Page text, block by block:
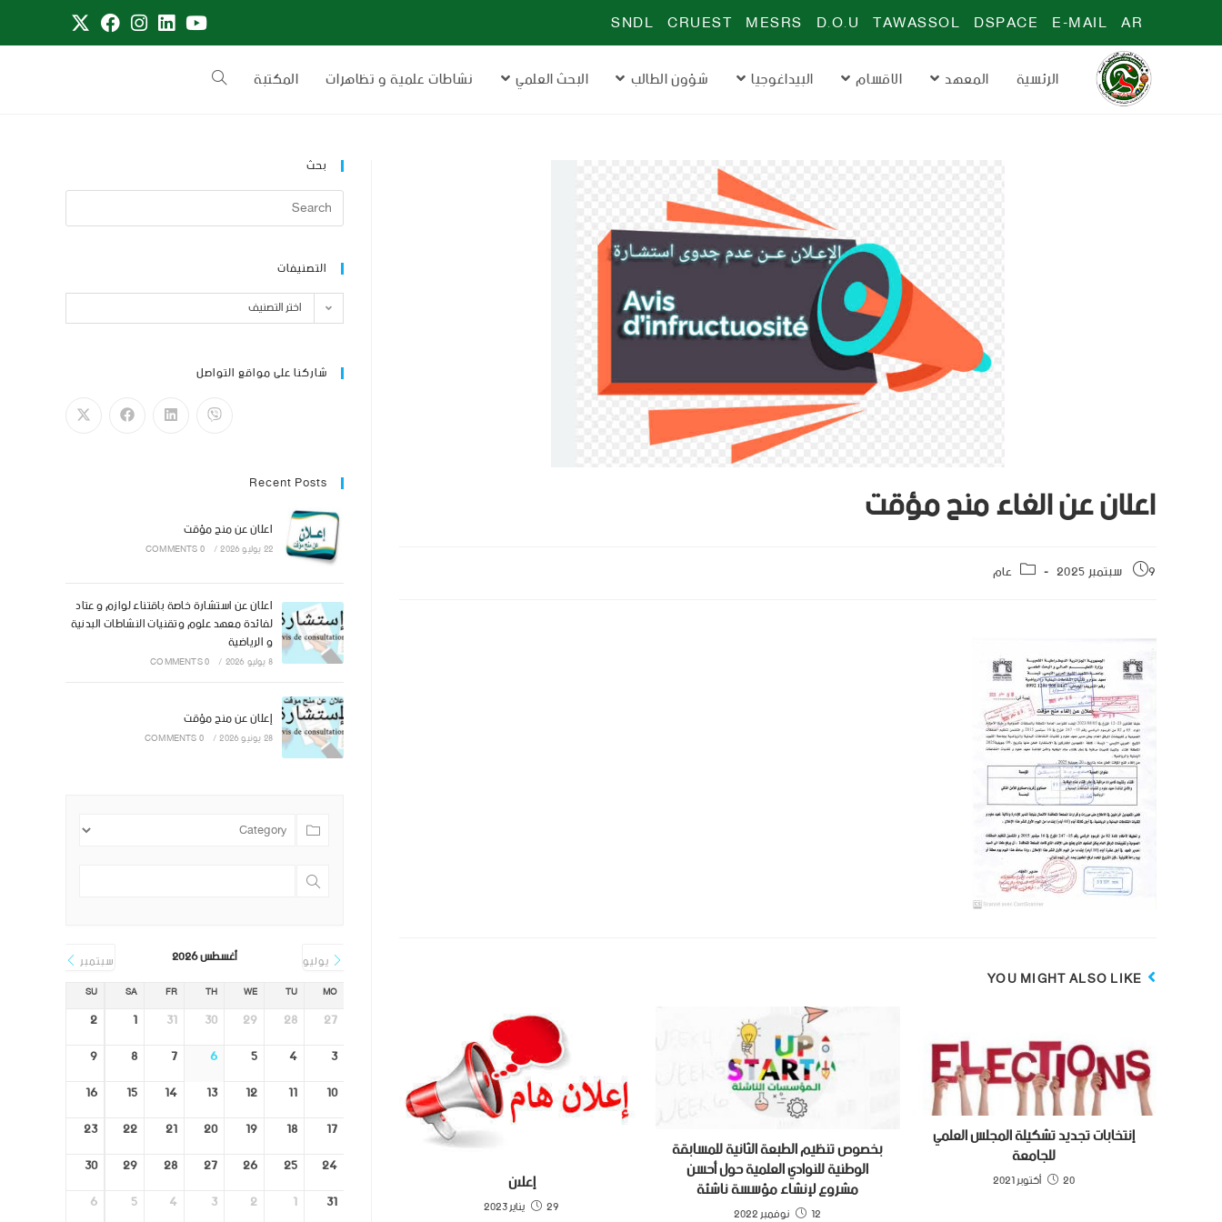
AR
E-MAIL
DSPACE
TAWASSOL
D.O.U
MESRS
CRUEST
SNDL
الرئسية
المعهد الاقسام البيداغوجيا شؤون الطالب البحث العلمي نشاطات علمية و تظاهرات المكتبة
اعلان عن الغاء منح مؤقت
9 سبتمبر 2025 عام
YOU MIGHT ALSO LIKE
إعلان
29 يناير 2023
بخصوص تنظيم الطبعة الثانية للمسابقة
الوطنية للنوادي العلمية حول أحسن
مشروع لإنشاء مؤسسة ناشئة
12 نوفمبر 2022
إنتخابات تجديد تشكيلة المجلس العلمي
للجامعة
20 أكتوبر 2021
بحث
التصنيفات
اختر التصنيف
شاركنا على مواقع التواصل
Recent Posts
اعلان عن منح مؤقت
22 يوليو 2026 /
0 COMMENTS
اعلان عن استشارة خاصة باقتناء لوازم و عتاد
لفائدة معهد علوم وتقنيات النشاطات البدنية
و الرياضية
8 يوليو 2026 /
0 COMMENTS
إعلان عن منح مؤقت
28 يونيو 2026 /
0 COMMENTS
يوليو أغسطس 2026 سبتمبر
MO
TU
WE
TH
FR
SA
SU
27
28
29
30
31
1
2
3
4
5
6
7
8
9
10
11
12
13
14
15
16
17
18
19
20
21
22
23
24
25
26
27
28
29
30
31
1
2
3
4
5
6